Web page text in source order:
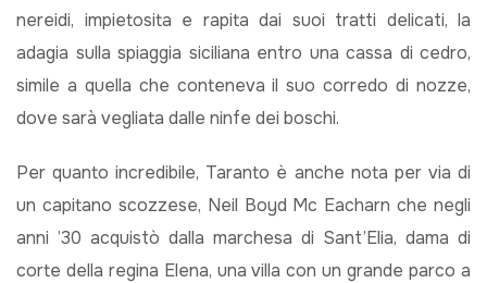
nereidi, impietosita e rapita dai suoi tratti delicati, la
adagia sulla spiaggia siciliana entro una cassa di cedro,
simile a quella che conteneva il suo corredo di nozze,
dove sarà vegliata dalle ninfe dei boschi.
Per quanto incredibile, Taranto è anche nota per via di
un capitano scozzese, Neil Boyd Mc Eacharn che negli
anni ’30 acquistò dalla marchesa di Sant’Elia, dama di
corte della regina Elena, una villa con un grande parco a